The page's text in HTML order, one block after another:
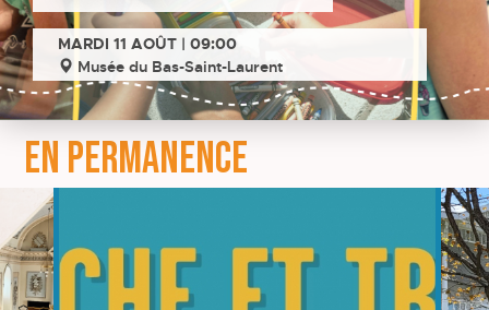
MARDI 11 AOÛT | 09:00
Musée du Bas-Saint-Laurent
EN PERMANENCE